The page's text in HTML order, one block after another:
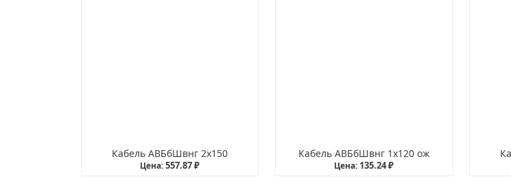
Кабель АВБбШвнг 2х150
Цена:557.87 ₽
Кабель АВБбШвнг 1х120 ож
Цена: 135.24 ₽